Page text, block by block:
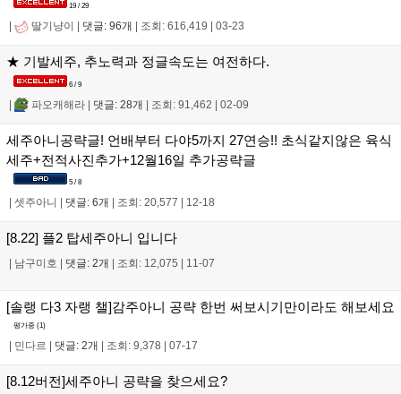
19 / 29
딸기냥이 댓글: 96개 조회: 616,419 03-23
★ 기발세주, 추노력과 정글속도는 여전하다.
6 / 9
| 파오캐해라 | 댓글: 28개 | 조회: 91,462 | 02-09
세주아니공략글! 언배부터 다야5까지 27연승!! 초식같지않은 육식
세주+전적사진추가+12월16일 추가공략글
5 / 8
| 셋주아니 | 댓글: 6개 | 조회: 20,577 | 12-18
[8.22] 플2 탑세주아니 입니다
| 남구미호 | 댓글: 2개 | 조회: 12,075 | 11-07
[솔랭 다3 자랭 챌]감주아니 공략 한번 써보시기만이라도 해보세요
평가중 (1)
민다르 댓글: 2개 조회: 9,378 07-17
[8.12버전]세주아니 공략을 찾으세요?